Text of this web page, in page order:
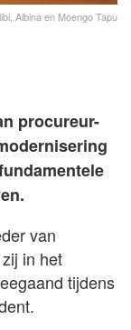
Albina en Moengo Tapu
procureur-
van
in het
tijdens